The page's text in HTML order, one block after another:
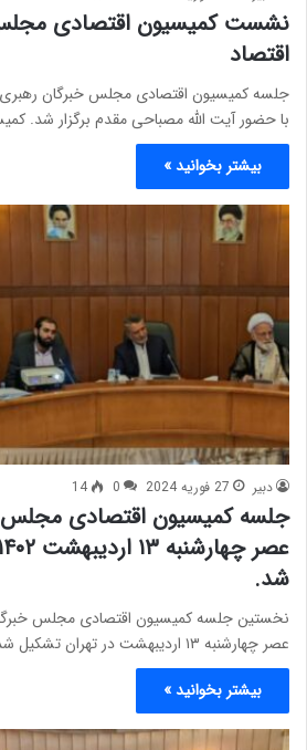
نشست کمیسیون اقتصادی مجلس
اقتصاد
جلسه کمیسیون اقتصادی مجلس خبرگان
با حضور آیت الله مصباحی مقدم برگزار شد.
بیشتر بخوانید »
دبیر 27 فوریه 2024 0
14
جلسه کمیسیون اقتصادی مجلس
شد.
نخستین جلسه کمیسیون اقتصادی مجلس
عصر چهارشنبه ١٣ اردیبهشت در تهران تشکیل شد. با توجه…
بیشتر بخوانید »